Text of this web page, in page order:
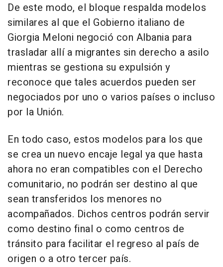
De este modo, el bloque respalda modelos
similares al que el Gobierno italiano de
Giorgia Meloni negoció con Albania para
trasladar allí a migrantes sin derecho a asilo
mientras se gestiona su expulsión y
reconoce que tales acuerdos pueden ser
negociados por uno o varios países o incluso
por la Unión.
En todo caso, estos modelos para los que
se crea un nuevo encaje legal ya que hasta
ahora no eran compatibles con el Derecho
comunitario, no podrán ser destino al que
sean transferidos los menores no
acompañados. Dichos centros podrán servir
como destino final o como centros de
tránsito para facilitar el regreso al país de
origen o a otro tercer país.